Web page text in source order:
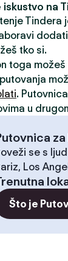
iskustvo na
Tindera
tko si.
toga
.
u
se s
Los
Što je